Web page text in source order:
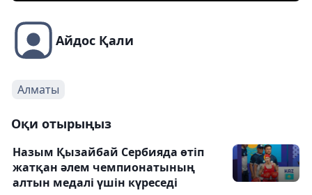
Айдос Қали
Алматы
Оқи отырыңыз
Назым Қызайбай Сербияда өтіп
жатқан әлем чемпионатының
алтын медалі үшін күреседі